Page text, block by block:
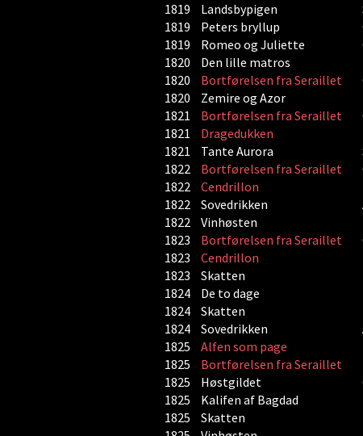
1819
Landsbypigen
1819
Peters bryllup
1819
Romeo og Juliette
1820
Den lille matros
1820
Bortførelsen fra Seraillet
1820
Zemire og Azor
1821
Bortførelsen fra Seraillet
1821
Dragedukken
1821
Tante Aurora
1822
Bortførelsen fra Seraillet
1822
Cendrillon
1822
Sovedrikken
1822
Vinhøsten
1823
Bortførelsen fra Seraillet
1823
Cendrillon
1823
Skatten
1824
De to dage
1824
Skatten
1824
Sovedrikken
1825
Alfen som page
1825
Bortførelsen fra Seraillet
1825
Høstgildet
1825
Kalifen af Bagdad
1825
Skatten